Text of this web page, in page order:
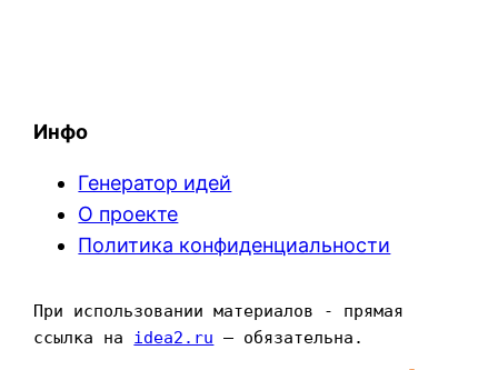
Инфо
Генератор идей
О проекте
Политика конфиденциальности
При использовании материалов - прямая
ссылка на idea2.ru — обязательна.